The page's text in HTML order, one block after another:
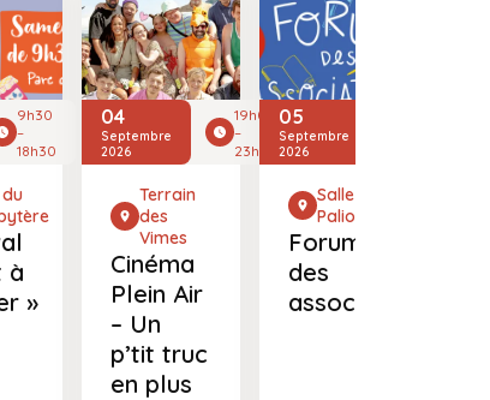
9h30
–
18h30
à
»
04
Septembre
2026
19h00
–
23h00
Terrain
des
Vimes
Cinéma
Plein Air
– Un
p’tit truc
en plus
05
Septembre
2026
Salle Le
Palio
Forum
des
associations